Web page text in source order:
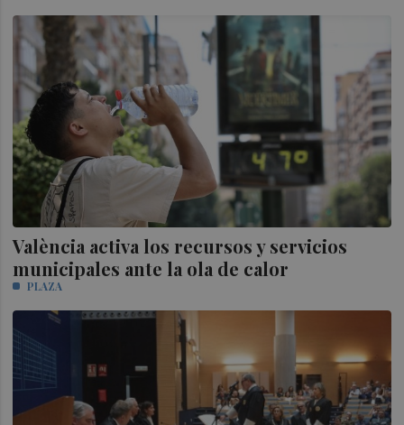
València activa los recursos y servicios
municipales ante la ola de calor
PLAZA